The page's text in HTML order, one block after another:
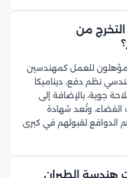
من
للعمل كمهندسين
نظم دفع، ديناميكا
جوية، بالإضافة إلى
الفضاء، وتُعد شهادة
لقبولهم في كبرى
الطيران